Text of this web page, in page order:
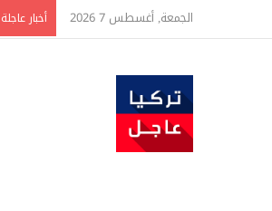
الجمعة, أغسطس 7 2026 أخبار عاجلة